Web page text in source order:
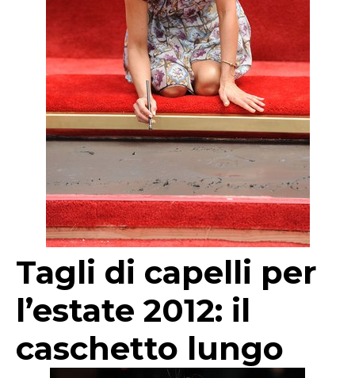
Tagli di capelli per
l’estate 2012: il
caschetto lungo